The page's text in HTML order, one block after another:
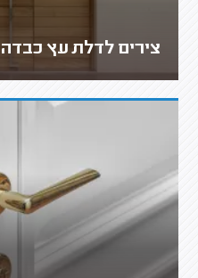
צירים לדלת עץ כבדה